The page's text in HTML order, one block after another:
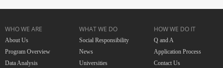
WHO WE ARE
About Us
Program Overview
Data Analysis
WHAT WE DO
Social Responsibility
News
Universities
HOW WE DO IT
Q and A
Application Process
Contact Us